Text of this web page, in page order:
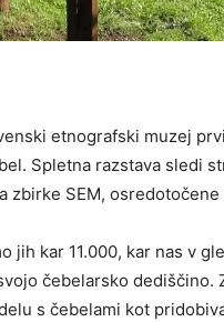
etnografski muzej
Spletna razstava sledi
SEM, osredotočene
jih kar 11.000, kar nas v
čebelarsko dediščino.
s čebelami kot